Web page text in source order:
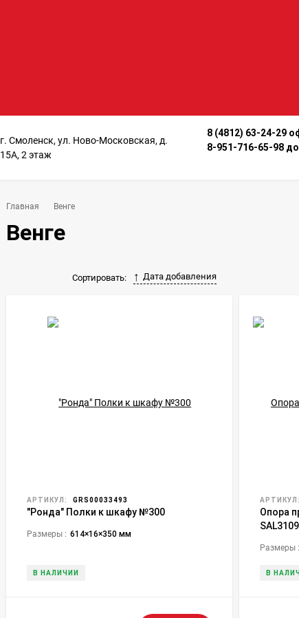
г. Смоленск, ул. Ново-Московская, д.
15А, 2 этаж
8 (4812) 63-24-29
8-951-716-65-98
Главная Венге
Венге
Сортировать: Дата добавления
АРТИКУЛ: GRS00033493
"Ронда" Полки к шкафу №300
Размеры : 614×16×350 мм
В НАЛИЧИИ
АРТИКУЛ:
Опора
Размеры :
В